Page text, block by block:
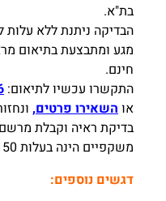
בת"א.
הבדיקה ניתנת ללא
מגע ומתבצעת בתיאום
חינם.
התקשרו עכשיו לתיאום:
או השאירו פרטים,
בדיקת ראיה וקבלת
משקפיים הינה בעלות 150 ₪.
דגשים נוספים: